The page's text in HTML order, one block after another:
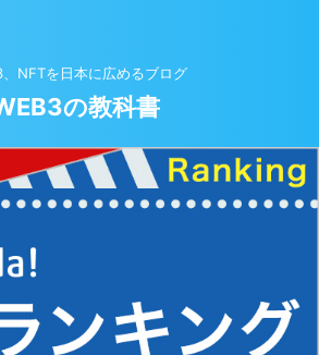
、NFTを日本に広めるブログ
の教科書